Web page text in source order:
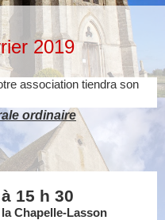
2019
association tiendra son
ordinaire
15 h 30
Chapelle-Lasson